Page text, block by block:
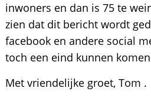
inwoners en dan is 75 te
zien dat dit bericht wordt
facebook en andere social
toch een eind kunnen
Met vriendelijke groet, Tom .